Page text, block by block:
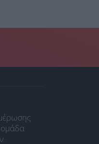
ομάδα